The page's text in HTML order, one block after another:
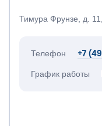
Тимура Фрунзе, д.
Телефон +7
График работы